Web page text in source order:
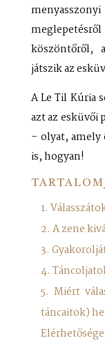
köszöntőről,
játszik az
A Le Til Kúria
azt az
– olyat, amely
is, hogyan!
1.
2. A zene
3.
4.
5. Miért
táncaitok)